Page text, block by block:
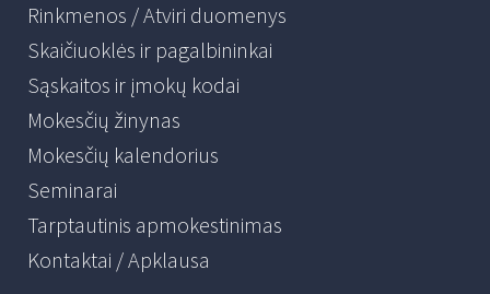
Rinkmenos / Atviri duomenys
Skaičiuoklės ir pagalbininkai
Sąskaitos ir įmokų kodai
Mokesčių žinynas
Mokesčių kalendorius
Seminarai
Tarptautinis apmokestinimas
Kontaktai / Apklausa